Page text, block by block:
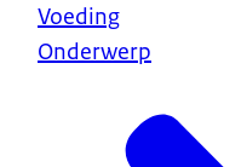
Voeding
Onderwerp